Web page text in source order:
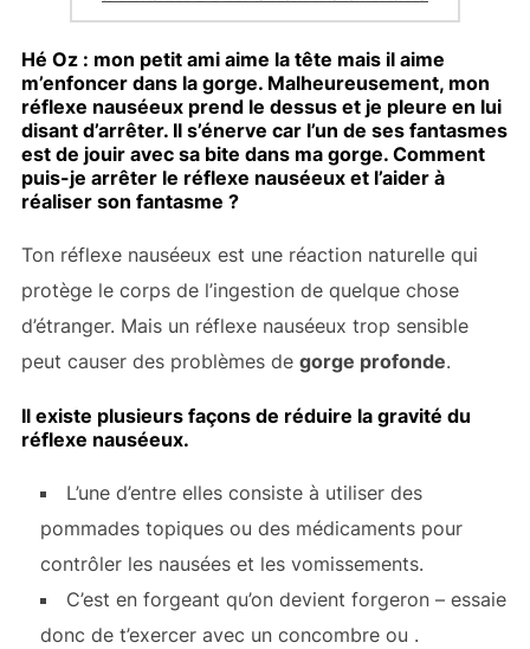
Hé Oz : mon petit ami aime la tête mais il aime
m’enfoncer dans la gorge. Malheureusement, mon
réflexe nauséeux prend le dessus et je pleure en lui
disant d’arrêter. Il s’énerve car l’un de ses fantasmes
est de jouir avec sa bite dans ma gorge. Comment
puis-je arrêter le réflexe nauséeux et l’aider à
réaliser son fantasme ?
Ton réflexe nauséeux est une réaction naturelle qui
protège le corps de l’ingestion de quelque chose
d’étranger. Mais un réflexe nauséeux trop sensible
peut causer des problèmes de gorge profonde.
Il existe plusieurs façons de réduire la gravité du
réflexe nauséeux.
L’une d’entre elles consiste à utiliser des
pommades topiques ou des médicaments pour
contrôler les nausées et les vomissements.
C’est en forgeant qu’on devient forgeron – essaie
donc de t’exercer avec un concombre ou .